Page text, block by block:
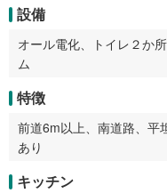
設備
オール電化、トイレ２か
ム
特徴
前道6m以上、南道路、平
あり
キッチン